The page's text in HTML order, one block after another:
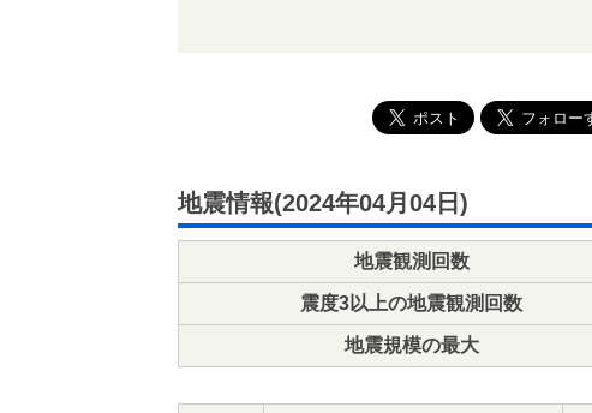
地震情報(2024年04月04日)
地震観測回数
震度3以上の地震観測回数
地震規模の最大